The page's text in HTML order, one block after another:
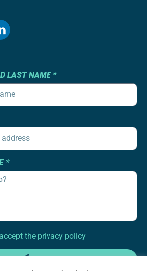
LAST NAME *
*
the privacy policy
SEND